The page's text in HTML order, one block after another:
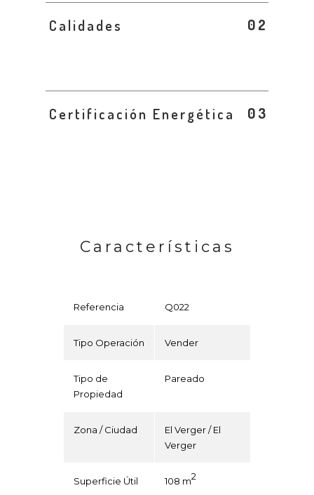
Calidades
Certificación Energética
Características
Referencia Q022
Tipo Operación Vender
Tipo de
Propiedad
Pareado
Zona / Ciudad
El Verger / El
Verger
Superficie Útil 108 m2